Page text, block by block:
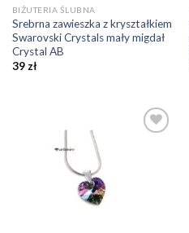
BIŻUTERIA ŚLUBNA
Srebrna zawieszka z kryształkiem
Swarovski Crystals mały migdał
Crystal AB
39 zł